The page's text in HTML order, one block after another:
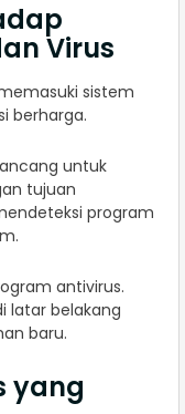
Virus
sistem
berharga.
untuk
tujuan
program
antivirus.
latar belakang
baru.
yang